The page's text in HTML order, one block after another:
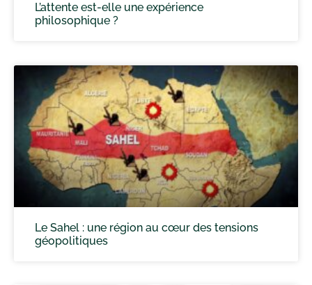
L’attente est-elle une expérience
philosophique ?
Le Sahel : une région au cœur des tensions
géopolitiques